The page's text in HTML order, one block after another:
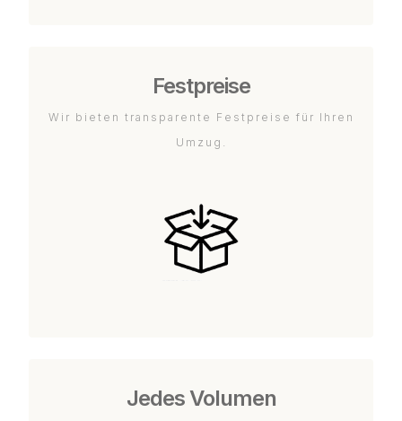
Festpreise
Wir bieten transparente Festpreise für Ihren
Umzug.
Jedes Volumen